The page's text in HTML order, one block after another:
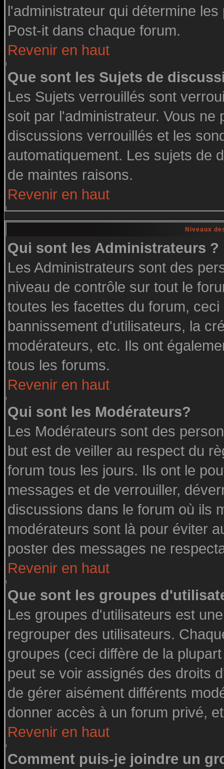
l'administrateur qui détermine
Post-it dans chaque forum.
Revenir en haut
Que sont les Sujets de
Les Sujets verrouillés sont
soit par l'administrateur. Vous
discussions verrouillés et les
automatiquement. Les sujets de
de maintes raisons.
Revenir en haut
Niveaux
Qui sont les Administrateurs ?
Les Administrateurs sont des
niveau de contrôle sur tout le
toutes les facettes du forum,
bannissement d'utilisateurs, la
modérateurs, etc. Ils ont
tous les forums.
Revenir en haut
Qui sont les Modérateurs?
Les Modérateurs sont des
but est de veiller au respect du
forum tous les jours. Ils ont le
messages et de verrouiller,
discussions dans le forum où ils
modérateurs sont là pour éviter
poster des messages ne
Revenir en haut
Que sont les groupes
Les groupes d'utilisateurs est
regrouper des utilisateurs.
groupes (ceci diffère de la
peut se voir assignés des droits
de gérer aisément différents
donner accès à un forum privé,
Revenir en haut
Comment puis-je joindre un